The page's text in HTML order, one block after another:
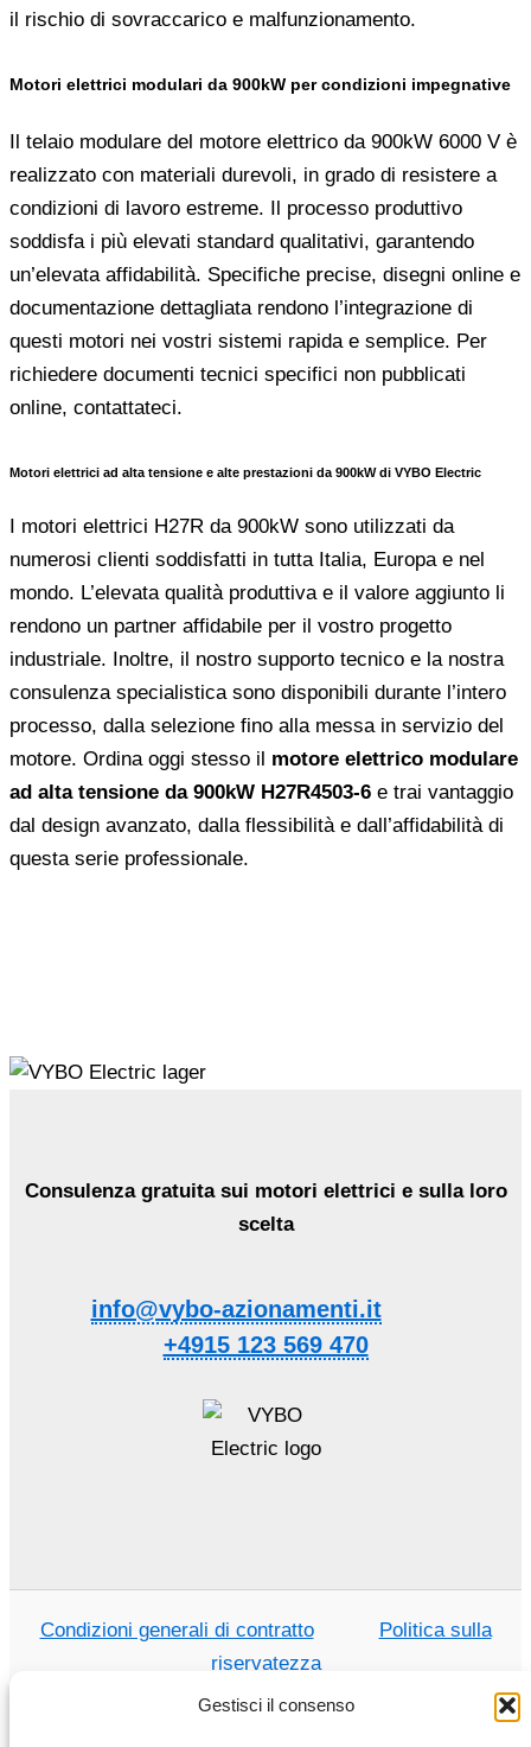
Gestisci il consenso
il rischio di sovraccarico e malfunzionamento.
Motori elettrici modulari da 900kW per condizioni impegnative
Il telaio modulare del motore elettrico da 900kW 6000 V è
realizzato con materiali durevoli, in grado di resistere a
condizioni di lavoro estreme. Il processo produttivo
soddisfa i più elevati standard qualitativi, garantendo
un’elevata affidabilità. Specifiche precise, disegni online e
documentazione dettagliata rendono l’integrazione di
questi motori nei vostri sistemi rapida e semplice. Per
richiedere documenti tecnici specifici non pubblicati
online, contattateci.
Motori elettrici ad alta tensione e alte prestazioni da 900kW di VYBO Electric
I motori elettrici H27R da 900kW sono utilizzati da
numerosi clienti soddisfatti in tutta Italia, Europa e nel
mondo. L’elevata qualità produttiva e il valore aggiunto li
rendono un partner affidabile per il vostro progetto
industriale. Inoltre, il nostro supporto tecnico e la nostra
consulenza specialistica sono disponibili durante l’intero
processo, dalla selezione fino alla messa in servizio del
motore. Ordina oggi stesso il motore elettrico modulare
ad alta tensione da 900kW H27R4503-6 e trai vantaggio
dal design avanzato, dalla flessibilità e dall’affidabilità di
questa serie professionale.
Consulenza gratuita sui motori elettrici e sulla loro
scelta
info@vybo-azionamenti.it
+4915 123 569 470
Condizioni generali di contratto
Politica sulla
riservatezza